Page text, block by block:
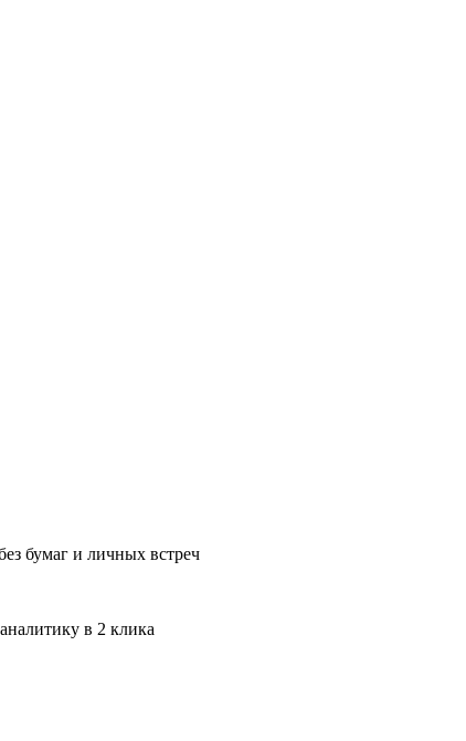
бумаг и личных встреч
в 2 клика